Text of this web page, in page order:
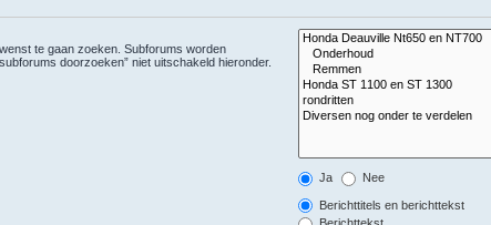
te gaan zoeken. Subforums worden
doorzoeken” niet uitschakeld hieronder.
Ja Nee
Berichttitels en berichttekst